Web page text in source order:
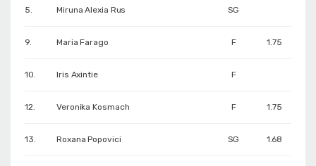
5. Miruna Alexia Rus SG
9. Maria Farago F 1.75
10. Iris Axintie F
12. Veronika Kosmach F 1.75
13. Roxana Popovici SG 1.68